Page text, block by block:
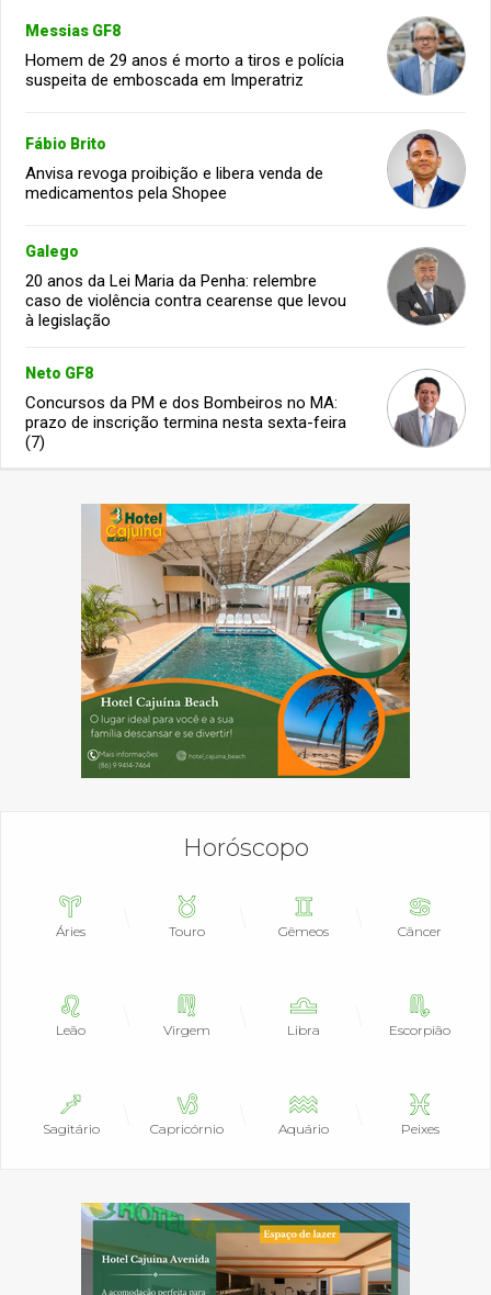
Messias GF8
Homem de 29 anos é morto a tiros e polícia
suspeita de emboscada em Imperatriz
Fábio Brito
Anvisa revoga proibição e libera venda de
medicamentos pela Shopee
Galego
20 anos da Lei Maria da Penha: relembre
caso de violência contra cearense que levou
à legislação
Neto GF8
Concursos da PM e dos Bombeiros no MA:
prazo de inscrição termina nesta sexta-feira
(7)
Horóscopo
Áries Touro Gêmeos Câncer
Leão Virgem Libra Escorpião
Sagitário Capricórnio Aquário Peixes